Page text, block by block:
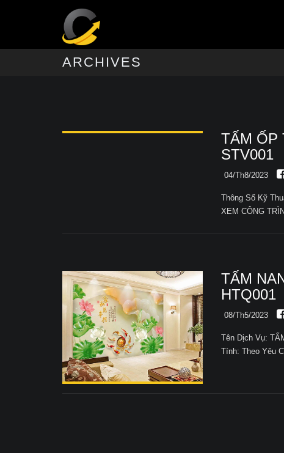
ARCHIVES
TẤM ỐP
STV001
04/Th8/2023
Thông Số Kỹ
XEM CÔNG
TẤM
HTQ001
08/Th5/2023
Tên Dịch Vụ:
Tính: Theo Yêu